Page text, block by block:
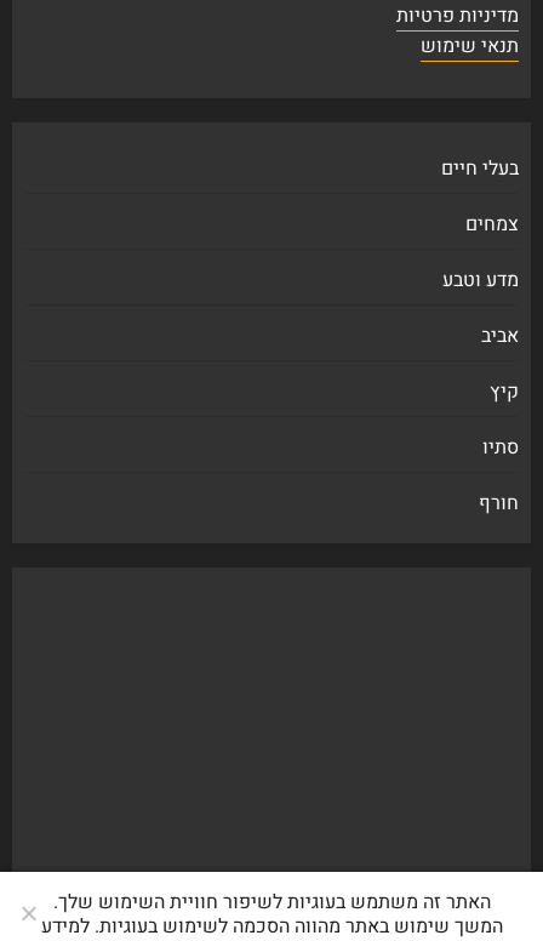
מדיניות פרטיות
תנאי שימוש
בעלי חיים
צמחים
מדע וטבע
אביב
קיץ
סתיו
חורף
האתר זה משתמש בעוגיות לשיפור חוויית השימוש שלך.
המשך שימוש באתר מהווה הסכמה לשימוש בעוגיות. למידע